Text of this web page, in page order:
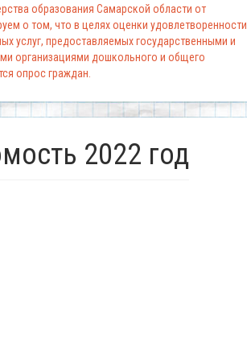
образования Самарской области от
о том, что в целях оценки удовлетворенности
услуг, предоставляемых государственными и
организациями дошкольного и общего
опрос граждан.
2022 год